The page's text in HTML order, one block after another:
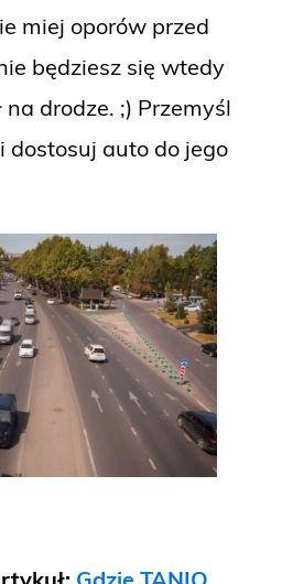
miej oporów przed
będziesz się wtedy
na drodze. ;) Przemyśl
dostosuj auto do jego